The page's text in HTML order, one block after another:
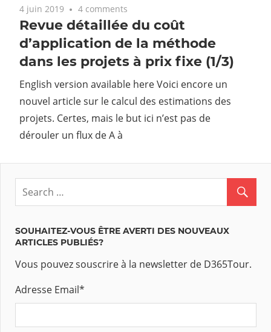
4 juin 2019 4 comments
Revue détaillée du coût
d’application de la méthode
dans les projets à prix fixe (1/3)
English version available here Voici encore un
nouvel article sur le calcul des estimations des
projets. Certes, mais le but ici n’est pas de
dérouler un flux de A à
SOUHAITEZ-VOUS ÊTRE AVERTI DES NOUVEAUX
ARTICLES PUBLIÉS?
Vous pouvez souscrire à la newsletter de D365Tour.
Adresse Email*